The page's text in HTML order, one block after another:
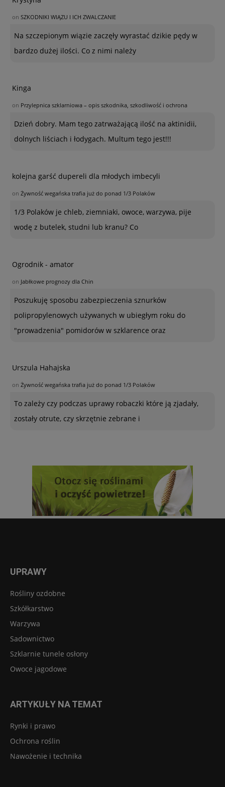
on SZKODNIKI WIĄZU I ICH ZWALCZANIE
Na szczepionym wiązie zaczęły wyrastać dzikie pędy w
bardzo dużej ilości. Co z nimi należy
Kinga
on Przylepnica szklarniowa – opis szkodnika, szkodliwość i ochrona
Dzień dobry. Mam tego zatrważającą ilość na aktinidii,
dolnych liściach i łodygach. Multum tego jest!!!
kolejna garść dupereli dla młodych imbecyli
on Żywność wegańska trafia już do ponad 1/3 Polaków
1/3 Polaków je chleb, ziemniaki, owoce, warzywa, pije
wodę z butelek, studni lub kranu? Co
Ogrodnik - amator
on Jabłkowe prognozy dla Chin
Poszukuję sposobu zabezpieczenia sznurków
polipropylenowych używanych w ubiegłym roku do
"prowadzenia" pomidorów w szklarence oraz
Urszula Hahajska
on Żywność wegańska trafia już do ponad 1/3 Polaków
To zależy czy podczas uprawy robaczki które ją zjadały,
zostały otrute, czy skrzętnie zebrane i
UPRAWY
Rośliny ozdobne
Szkółkarstwo
Warzywa
Sadownictwo
Szklarnie tunele osłony
Owoce jagodowe
ARTYKUŁY NA TEMAT
Rynki i prawo
Ochrona roślin
Nawożenie i technika